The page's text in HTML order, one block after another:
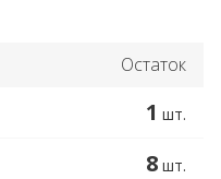
Остаток
1 шт.
8 шт.